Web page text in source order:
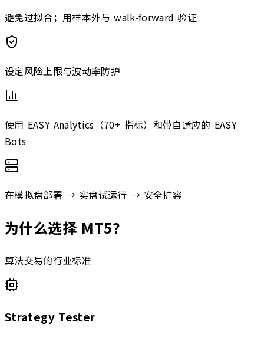
避免过拟合；用样本外与 walk-forward 验证
设定风险上限与波动率防护
使用 EASY Analytics（70+ 指标）和带自适应的 EASY
Bots
在模拟盘部署 → 实盘试运行 → 安全扩容
为什么选择 MT5？
算法交易的行业标准
Strategy Tester